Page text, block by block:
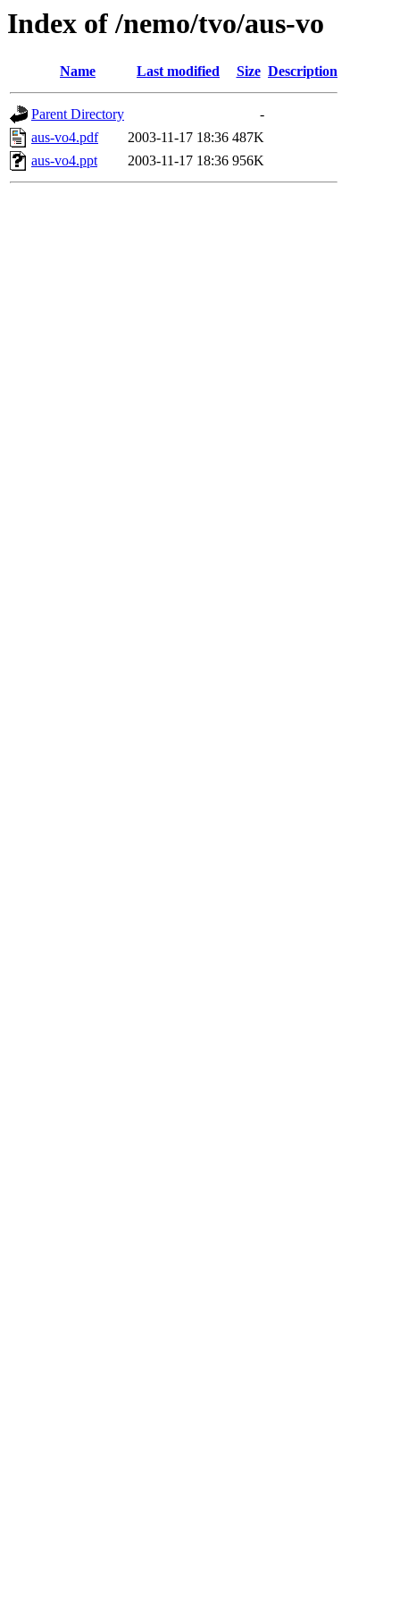
Index of /nemo/tvo/aus-vo
Name Last modified Size Description
Parent Directory
-
aus-vo4.pdf
2003-11-17 18:36 487K
aus-vo4.ppt
2003-11-17 18:36 956K